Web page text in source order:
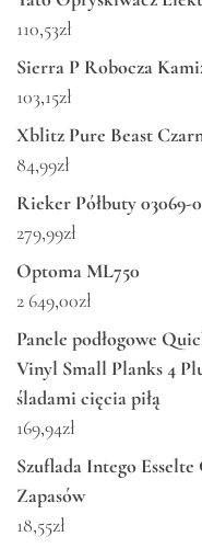
110,53zł
Sierra P Robocza
103,15zł
Xblitz Pure Beast
84,99zł
Rieker Półbuty 03069-
279,99zł
Optoma ML750
2 649,00zł
Panele podłogowe
Vinyl Small Planks 4
śladami cięcia piłą
169,94zł
Szuflada Intego
Zapasów
18,55zł